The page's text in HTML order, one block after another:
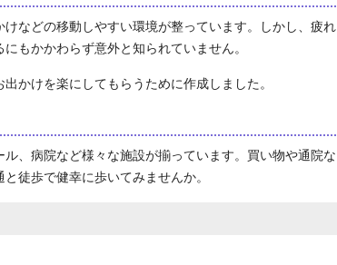
などの移動しやすい環境が整っています。しかし、疲れ
もかかわらず意外と知られていません。
かけを楽にしてもらうために作成しました。
、病院など様々な施設が揃っています。買い物や通院な
徒歩で健幸に歩いてみませんか。